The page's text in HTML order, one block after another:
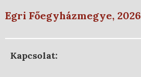
Egri Főegyházmegye, 2026
Kapcsolat: